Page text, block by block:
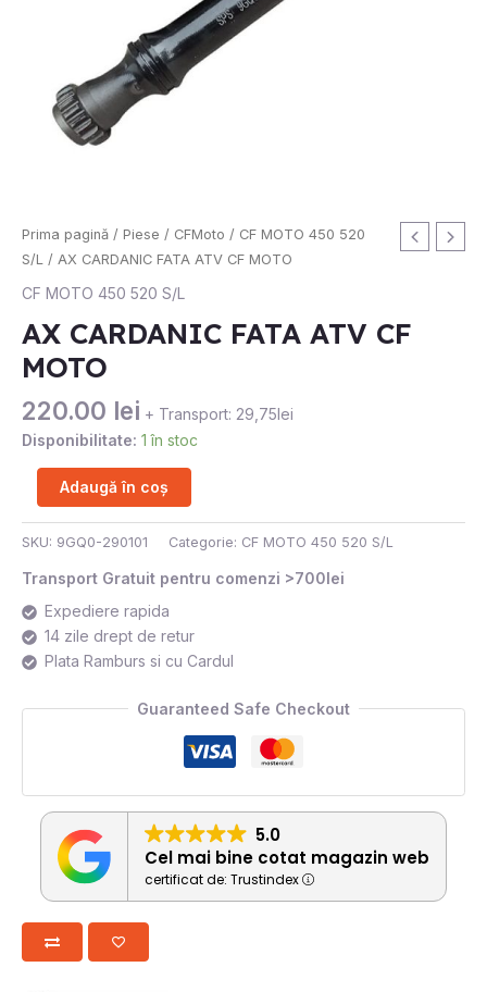
Prima pagină / Piese / CFMoto / CF MOTO 450 520
S/L
/ AX CARDANIC FATA ATV CF MOTO
CF MOTO 450 520 S/L
AX CARDANIC FATA ATV CF
MOTO
220.00 lei + Transport: 29,75lei
Disponibilitate: 1 în stoc
Cantitate
AX
CARDANIC
ATV
CF
MOTO
Adaugă în coș
SKU: 9GQ0-290101 Categorie: CF MOTO 450 520 S/L
Transport Gratuit pentru comenzi >700lei
Expediere rapida
14 zile drept de retur
Plata Ramburs si cu Cardul
Guaranteed Safe Checkout
5.0
Cel mai bine cotat magazin web
certificat de: Trustindex